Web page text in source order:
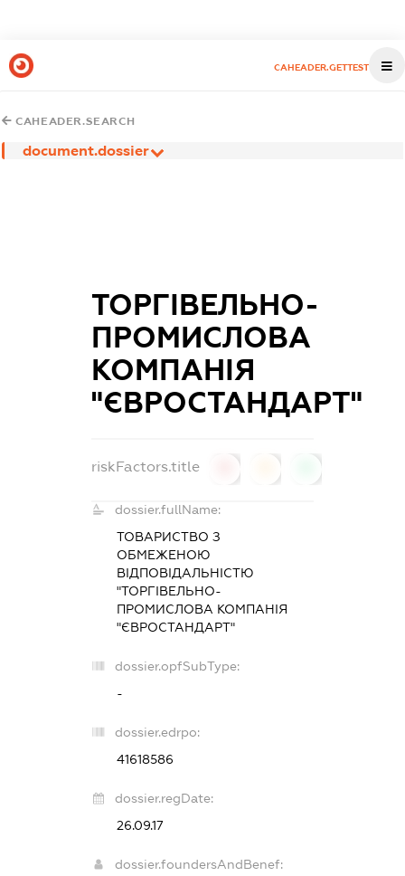
CAHEADER.GETTEST
CAHEADER.SEARCH
document.dossier
ТОРГІВЕЛЬНО-
ПРОМИСЛОВА
КОМПАНІЯ
"ЄВРОСТАНДАРТ"
riskFactors.title
dossier.fullName:
ТОВАРИСТВО З
ОБМЕЖЕНОЮ
ВІДПОВІДАЛЬНІСТЮ
"ТОРГІВЕЛЬНО-
ПРОМИСЛОВА КОМПАНІЯ
"ЄВРОСТАНДАРТ"
dossier.opfSubType:
-
dossier.edrpo:
41618586
dossier.regDate:
26.09.17
dossier.foundersAndBenef: